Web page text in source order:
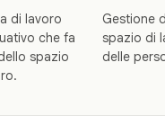
di lavoro
che fa
spazio
Gestione
spazio di
delle